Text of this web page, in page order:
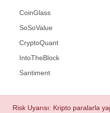
CoinGlass
SoSoValue
CryptoQuant
IntoTheBlock
Santiment
Risk Uyarısı: Kripto paralarla